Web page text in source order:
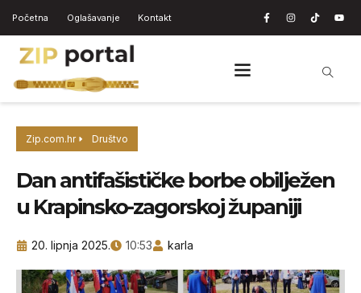
Početna Oglašavanje Kontakt
Zip.com.hr Društvo
Dan antifašističke borbe obilježen
u Krapinsko-zagorskoj županiji
20. lipnja 2025. 10:53 karla